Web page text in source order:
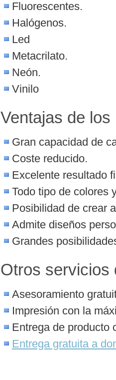
Fluorescentes.
Halógenos.
Led
Metacrilato.
Neón.
Vinilo
Ventajas de
Gran capacidad de
Coste reducido.
Excelente resultado
Todo tipo de colores
Posibilidad de crear
Admite diseños
Grandes
Otros servicios
Asesoramiento
Impresión con la
Entrega de producto
Entrega gratuita a